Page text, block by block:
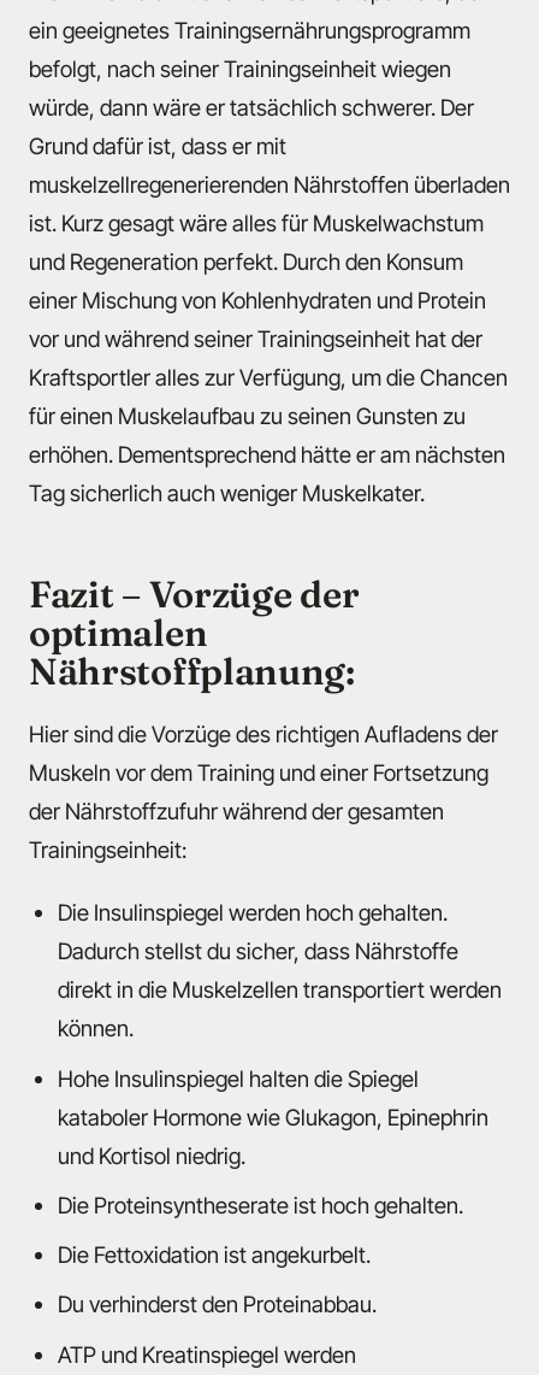
ein geeignetes Trainingsernährungsprogramm
befolgt, nach seiner Trainingseinheit wiegen
würde, dann wäre er tatsächlich schwerer. Der
Grund dafür ist, dass er mit
muskelzellregenerierenden Nährstoffen überladen
ist. Kurz gesagt wäre alles für Muskelwachstum
und Regeneration perfekt. Durch den Konsum
einer Mischung von Kohlenhydraten und Protein
vor und während seiner Trainingseinheit hat der
Kraftsportler alles zur Verfügung, um die Chancen
für einen Muskelaufbau zu seinen Gunsten zu
erhöhen. Dementsprechend hätte er am nächsten
Tag sicherlich auch weniger Muskelkater.
Fazit – Vorzüge der
optimalen
Nährstoffplanung:
Hier sind die Vorzüge des richtigen Aufladens der
Muskeln vor dem Training und einer Fortsetzung
der Nährstoffzufuhr während der gesamten
Trainingseinheit:
Die Insulinspiegel werden hoch gehalten.
Dadurch stellst du sicher, dass Nährstoffe
direkt in die Muskelzellen transportiert werden
können.
Hohe Insulinspiegel halten die Spiegel
kataboler Hormone wie Glukagon, Epinephrin
und Kortisol niedrig.
Die Proteinsyntheserate ist hoch gehalten.
Die Fettoxidation ist angekurbelt.
Du verhinderst den Proteinabbau.
ATP und Kreatinspiegel werden